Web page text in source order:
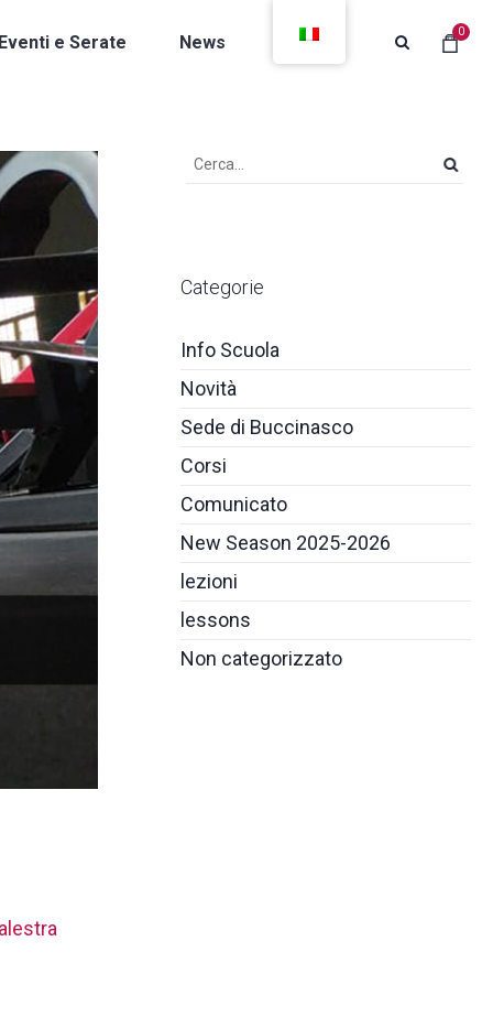
0
Eventi e Serate News Contatti
Categorie
Info Scuola
Novità
Sede di Buccinasco
Corsi
Comunicato
New Season 2025-2026
lezioni
lessons
Non categorizzato